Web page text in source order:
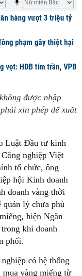
hàng vượt 3 triệu tỷ
phạm gây thiệt hại
vọt: HDB tím trần, VPB
được nhập
xin phép để xuất
Luật Đầu tư kinh
nghiệp Việt
tổ chức, ông
hội Kinh doanh
doanh vàng thời
quản lý chưa phù
hiện Ngân
khi doanh
phối.
có hệ thống
vàng miếng từ